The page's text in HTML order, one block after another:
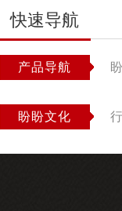
快速导航
产品导航
盼盼文化